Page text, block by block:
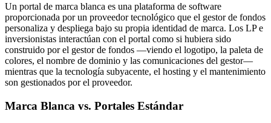
Un portal de marca blanca es una plataforma de software
proporcionada por un proveedor tecnológico que el gestor de fondos
personaliza y despliega bajo su propia identidad de marca. Los LP e
inversionistas interactúan con el portal como si hubiera sido
construido por el gestor de fondos —viendo el logotipo, la paleta de
colores, el nombre de dominio y las comunicaciones del gestor—
mientras que la tecnología subyacente, el hosting y el mantenimiento
son gestionados por el proveedor.
Marca Blanca vs. Portales Estándar